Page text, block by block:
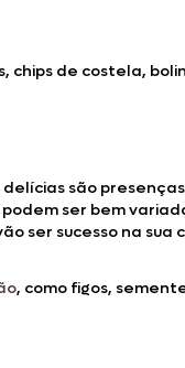
chips de costela,
delícias são
ser bem
ser sucesso na sua
, como figos,